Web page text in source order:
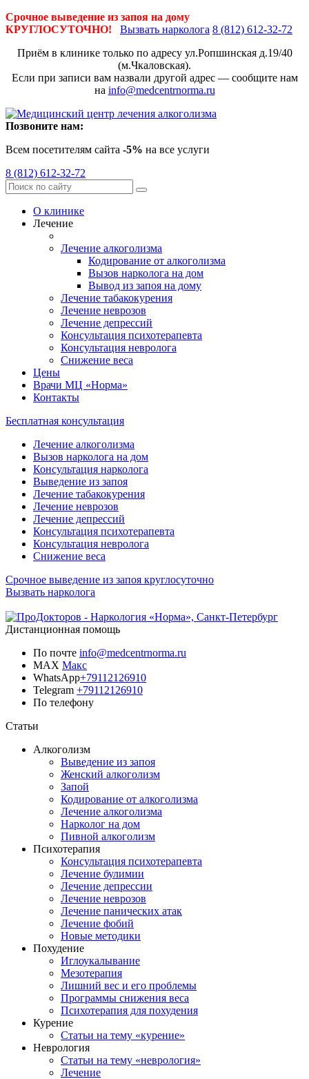
Срочное выведение из запоя на дому
КРУГЛОСУТОЧНО!
Вызвать нарколога 8 (812) 612-32-72
Приём в клинике только по адресу ул.Ропшинская д.19/40
(м.Чкаловская).
Если при записи вам назвали другой адрес — сообщите нам
на info@medcentrnorma.ru
Позвоните нам:
Всем посетителям сайта -5% на все услуги
8 (812) 612-32-72
О клинике
Лечение
Лечение алкоголизма
Кодирование от алкоголизма
Вызов нарколога на дом
Вывод из запоя на дому
Лечение табакокурения
Лечение неврозов
Лечение депрессий
Консультация психотерапевта
Консультация невролога
Снижение веса
Цены
Врачи МЦ «Норма»
Контакты
Бесплатная консультация
Лечение алкоголизма
Вызов нарколога на дом
Консультация нарколога
Выведение из запоя
Лечение табакокурения
Лечение неврозов
Лечение депрессий
Консультация психотерапевта
Консультация невролога
Снижение веса
Срочное выведение из запоя круглосуточно
Вызвать нарколога
Дистанционная помощь
По почте info@medcentrnorma.ru
MAX Макс
WhatsApp+79112126910
Telegram +79112126910
По телефону
Статьи
Алкоголизм
Выведение из запоя
Женский алкоголизм
Запой
Кодирование от алкоголизма
Лечение алкоголизма
Нарколог на дом
Пивной алкоголизм
Психотерапия
Консультация психотерапевта
Лечение булимии
Лечение депрессии
Лечение неврозов
Лечение панических атак
Лечение фобий
Новые методики
Похудение
Иглоукалывание
Мезотерапия
Лишний вес и его проблемы
Программы снижения веса
Психотерапия для похудения
Курение
Статьи на тему «курение»
Неврология
Статьи на тему «неврология»
Лечение